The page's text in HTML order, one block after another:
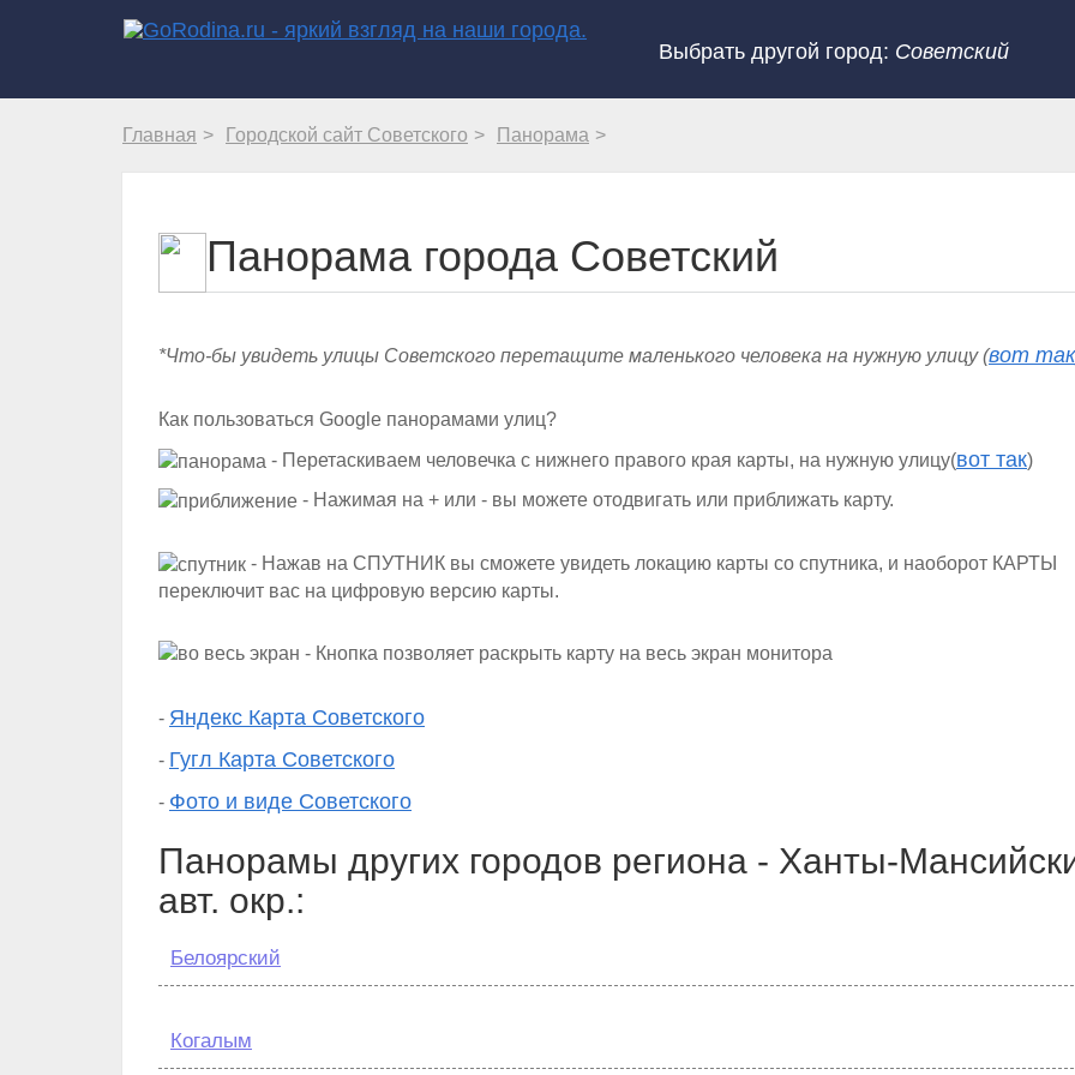
Выбрать другой город: Советский
Главная Городской сайт Советского Панорама
Панорама города Советский
*Что-бы увидеть улицы Советского перетащите маленького человека на нужную улицу (вот так
Как пользоваться Google панорамами улиц?
- Перетаскиваем человечка с нижнего правого края карты, на нужную улицу(вот так)
- Нажимая на + или - вы можете отодвигать или приближать карту.
- Нажав на СПУТНИК вы сможете увидеть локацию карты со спутника, и наоборот КАРТЫ
переключит вас на цифровую версию карты.
- Кнопка позволяет раскрыть карту на весь экран монитора
- Яндекс Карта Советского
- Гугл Карта Советского
- Фото и виде Советского
Панорамы других городов региона - Ханты-
авт. окр.:
Белоярский
Когалым